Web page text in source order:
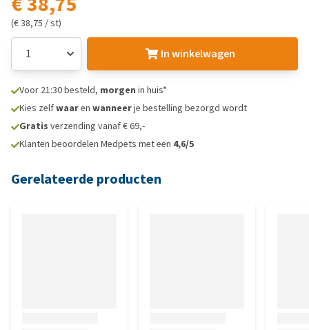
(€ 38,75 / st)
In winkelwagen
Voor 21:30 besteld, morgen in huis*
Kies zelfwaaren wanneerje bestelling bezorgd wordt
Gratis verzending vanaf € 69,-
Klanten beoordelen Medpets met een 4,6/5
Gerelateerde producten